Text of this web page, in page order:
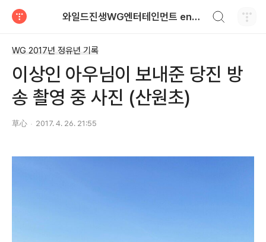
와일드진생WG엔터테인먼트 entertainment
WG 2017년 정유년 기록
이상인 아우님이 보내준 당진 방
송 촬영 중 사진 (산원초)
草心 2017. 4. 26. 21:55